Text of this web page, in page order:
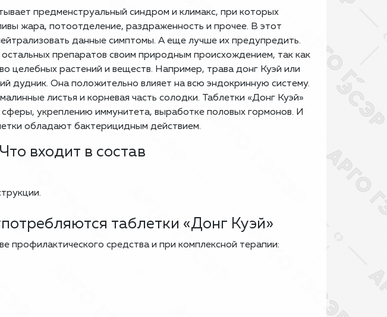
предменструальный синдром и климакс, при которых
жара, потоотделение, раздраженность и прочее. В этот
данные симптомы. А еще лучше их предупредить.
препаратов своим природным происхождением, так как
целебных растений и веществ. Например, трава донг Куэй или
дудник. Она положительно влияет на всю эндокринную систему.
листья и корневая часть солодки. Таблетки «Донг Куэй»
укреплению иммунитета, выработке половых гормонов. И
обладают бактерицидным действием.
Что входит в состав
таблетки «Донг Куэй»
профилактического средства и при комплексной терапии: